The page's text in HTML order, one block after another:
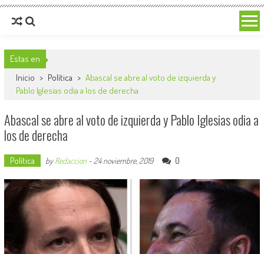
Estas en
Inicio > Política > Abascal se abre al voto de izquierda y
Pablo Iglesias odia a los de derecha
Abascal se abre al voto de izquierda y Pablo Iglesias odia a
los de derecha
Política byRedaccion- 24 noviembre, 2019 0